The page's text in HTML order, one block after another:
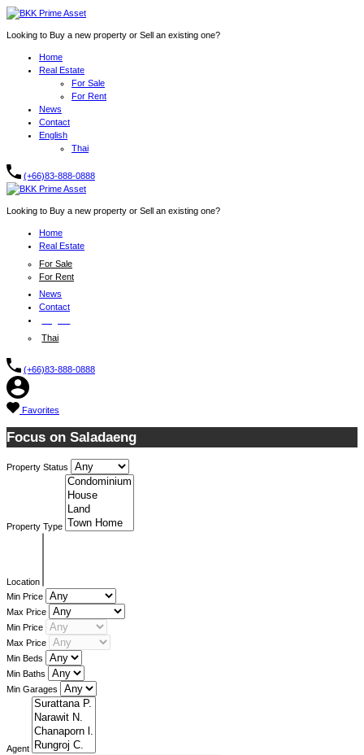
Looking to Buy a new property or Sell an existing one?
Home
Real Estate
For Sale
For Rent
News
Contact
English
Thai
(+66)83-888-0888
Looking to Buy a new property or Sell an existing one?
Home
Real Estate
For Sale
For Rent
News
Contact
Thai
(+66)83-888-0888
Favorites
Focus on Saladaeng
Property Status
Property Type
Location
Min Price
Max Price
Min Price
Max Price
Min Beds
Min Baths
Min Garages
Agent